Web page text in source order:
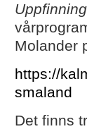
Molander
https://
smaland
Det finns